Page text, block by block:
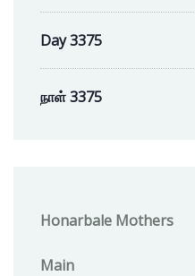
Day 3375
நாள் 3375
Honarbale Mothers
Main